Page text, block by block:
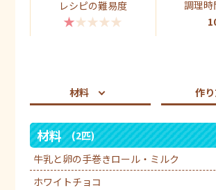
レシピの難易度
★★★★★
調理
材料 作
材料
(2匹)
牛乳と卵の手巻きロール・ミルク
ホワイトチョコ